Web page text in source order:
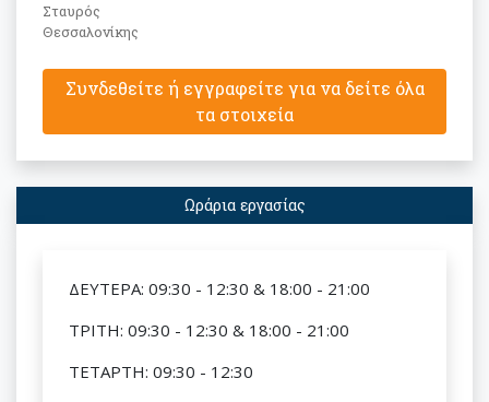
Σταυρός
Θεσσαλονίκης
Συνδεθείτε ή εγγραφείτε για να δείτε όλα
τα στοιχεία
Ωράρια εργασίας
ΔΕΥΤΕΡΑ: 09:30 - 12:30 & 18:00 - 21:00
ΤΡΙΤΗ: 09:30 - 12:30 & 18:00 - 21:00
ΤΕΤΑΡΤΗ: 09:30 - 12:30